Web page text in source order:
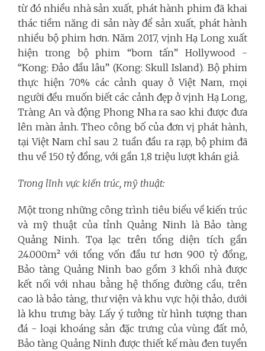
từ đó nhiều nhà sản xuất, phát hành phim đã khai
thác tiềm năng di sản này để sản xuất, phát hành
nhiều bộ phim hơn. Năm 2017, vịnh Hạ Long xuất
hiện trong bộ phim “bom tấn” Hollywood -
“Kong: Đảo đầu lâu” (Kong: Skull Island). Bộ phim
thực hiện 70% các cảnh quay ở Việt Nam, mọi
người đều muốn biết các cảnh đẹp ở vịnh Hạ Long,
Tràng An và động Phong Nha ra sao khi được đưa
lên màn ảnh. Theo công bố của đơn vị phát hành,
tại Việt Nam chỉ sau 2 tuần đầu ra rạp, bộ phim đã
thu về 150 tỷ đồng, với gần 1,8 triệu lượt khán giả.
Trong lĩnh vực kiến trúc, mỹ thuật:
Một trong những công trình tiêu biểu về kiến trúc
và mỹ thuật của tỉnh Quảng Ninh là Bảo tàng
Quảng Ninh. Tọa lạc trên tổng diện tích gần
24.000m² với tổng vốn đầu tư hơn 900 tỷ đồng,
Bảo tàng Quảng Ninh bao gồm 3 khối nhà được
kết nối với nhau bằng hệ thống đường cầu, trên
cao là bảo tàng, thư viện và khu vực hội thảo, dưới
là khu trưng bày. Lấy ý tưởng từ hình tượng than
đá - loại khoáng sản đặc trưng của vùng đất mỏ,
Bảo tàng Quảng Ninh được thiết kế màu đen tuyền